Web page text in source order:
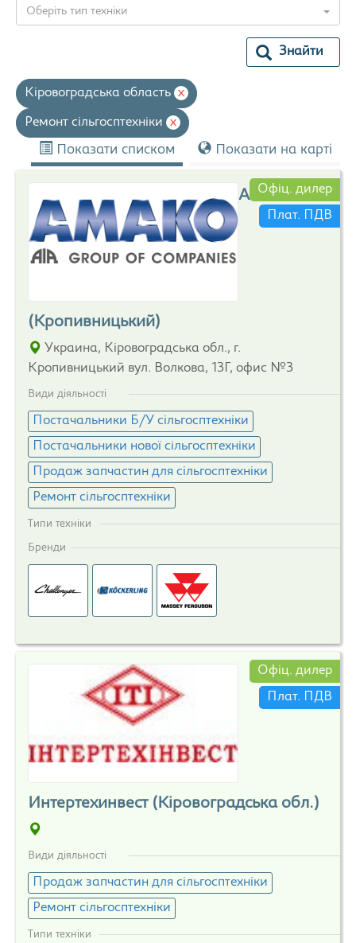
Оберіть тип техніки
Знайти
Кіровоградська область x
Ремонт сільгосптехніки x
Показати списком Показати на карті
Амако
(Кропивницький)
Украина, Кіровоградська обл., г.
Кропивницький вул. Волкова, 13Г, офис №3
Види діяльності
Постачальники Б/У сільгосптехніки
Постачальники нової сільгосптехніки
Продаж запчастин для сільгосптехніки
Ремонт сільгосптехніки
Типи техніки
Бренди
Офіц. дилер
Плат. ПДВ
Интертехинвест (Кіровоградська обл.)
Види діяльності
Продаж запчастин для сільгосптехніки
Ремонт сільгосптехніки
Типи техніки
Офіц. дилер
Плат. ПДВ